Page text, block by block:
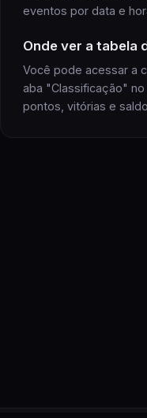
eventos por data e
Onde ver a tabela
Você pode acessar a
aba "Classificação"
pontos, vitórias e